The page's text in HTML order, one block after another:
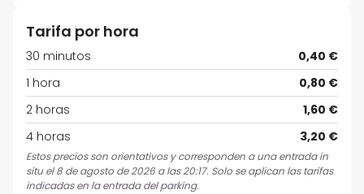
Tarifa por hora
30 minutos
0,40 €
1 hora
0,80 €
2 horas
1,60 €
4 horas
3,20 €
Estos precios son orientativos y corresponden a una entrada in
situ el 8 de agosto de 2026 a las 20:17. Solo se aplican las tarifas
indicadas en la entrada del parking.